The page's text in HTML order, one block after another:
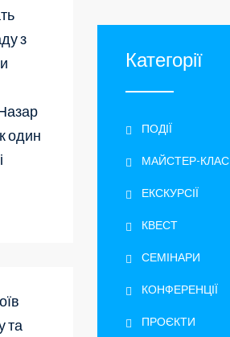
з
один
та
Категорії
ПОДІЇ
МАЙСТЕР-КЛАС
ЕКСКУРСІЇ
КВЕСТ
СЕМІНАРИ
КОНФЕРЕНЦІЇ
ПРОЄКТИ